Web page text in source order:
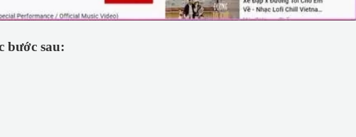
bước sau: